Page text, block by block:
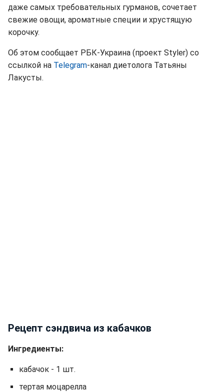
даже самых требовательных гурманов, сочетает
свежие овощи, ароматные специи и хрустящую
корочку.
Об этом сообщает РБК-Украина (проект Styler) со
ссылкой на Telegram-канал диетолога Татьяны
Лакусты.
Рецепт сэндвича из кабачков
Ингредиенты:
кабачок - 1 шт.
тертая моцарелла